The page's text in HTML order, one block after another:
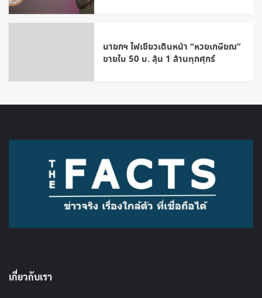
นายกฯ ไฟเขียวเดินหน้า “หวยเกษียณ”
ขายใบ 50 บ. ลุ้น 1 ล้านทุกศุกร์
เกี่ยวกับเรา